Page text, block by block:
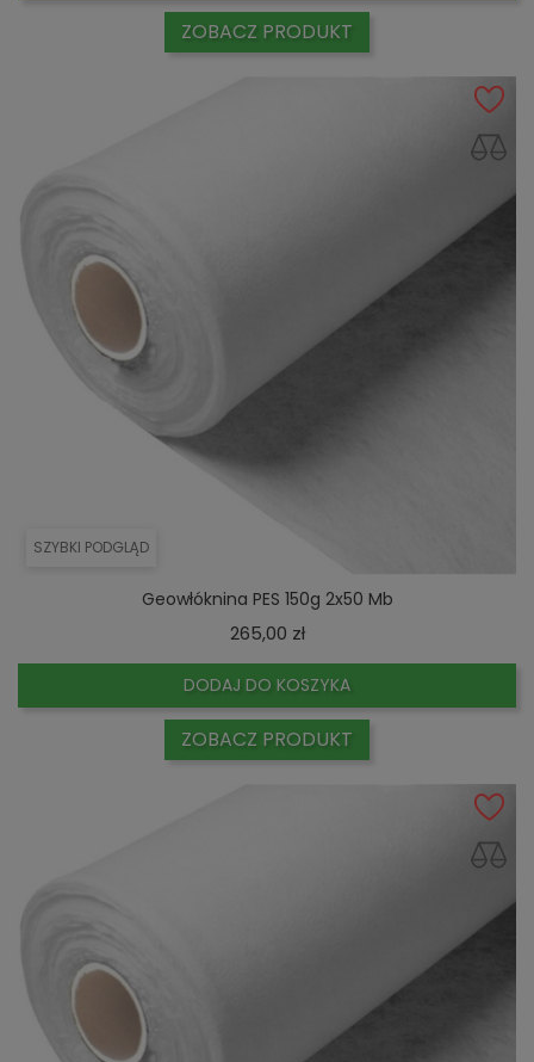
ZOBACZ PRODUKT
SZYBKI PODGLĄD
Geowłóknina PES 150g 2x50 Mb
265,00 złCena
DODAJ DO KOSZYKA
ZOBACZ PRODUKT